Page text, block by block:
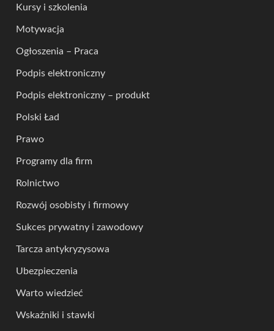
Kursy i szkolenia
Motywacja
Ogłoszenia – Praca
Podpis elektroniczny
Podpis elektroniczny – produkt
Polski Ład
Prawo
Programy dla firm
Rolnictwo
Rozwój osobisty i firmowy
Sukces prywatny i zawodowy
Tarcza antykryzysowa
Ubezpieczenia
Warto wiedzieć
Wskaźniki i stawki